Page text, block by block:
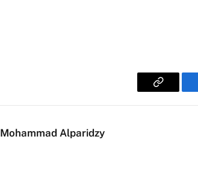
Copy
Mohammad Alparidzy